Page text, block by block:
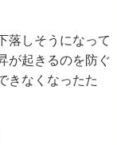
落しそうになって
が起きるのを防ぐ
きなくなったた